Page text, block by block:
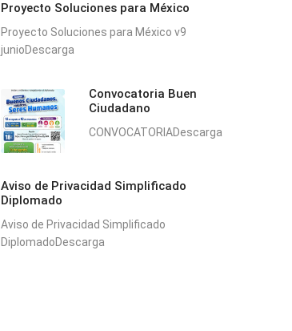
Proyecto Soluciones para México
Proyecto Soluciones para México v9
junioDescarga
Convocatoria Buen
Ciudadano
CONVOCATORIADescarga
Aviso de Privacidad Simplificado
Diplomado
Aviso de Privacidad Simplificado
DiplomadoDescarga